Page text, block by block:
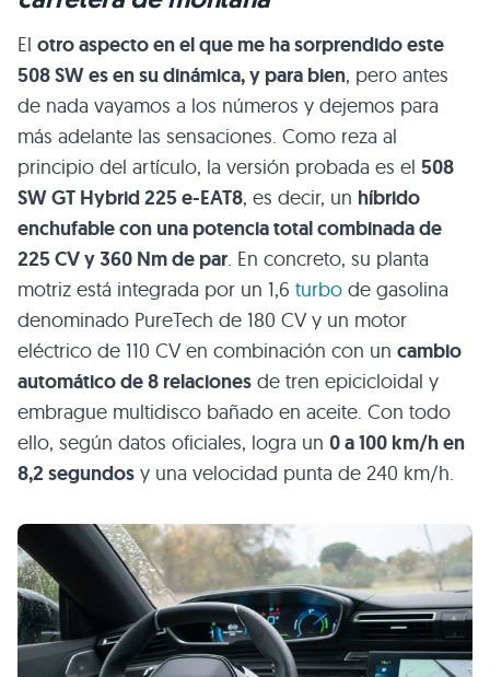
El otro aspecto en el que me ha sorprendido este
508 SW es en su dinámica, y para bien, pero antes
de nada vayamos a los números y dejemos para
más adelante las sensaciones. Como reza al
principio del artículo, la versión probada es el 508
SW GT Hybrid 225 e-EAT8, es decir, un híbrido
enchufable con una potencia total combinada de
225 CV y 360 Nm de par. En concreto, su planta
motriz está integrada por un 1,6 turbo de gasolina
denominado PureTech de 180 CV y un motor
eléctrico de 110 CV en combinación con un cambio
automático de 8 relaciones de tren epicicloidal y
embrague multidisco bañado en aceite. Con todo
ello, según datos oficiales, logra un 0 a 100 km/h en
8,2 segundos y una velocidad punta de 240 km/h.